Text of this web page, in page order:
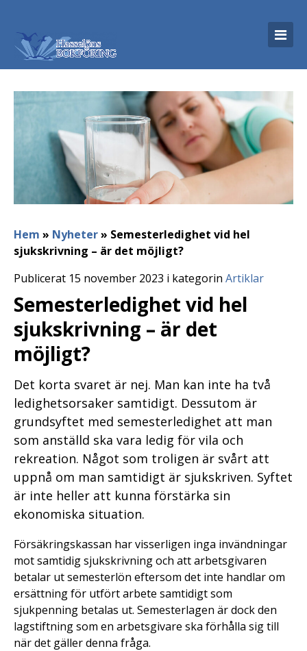
Hem » Nyheter» Semesterledighet vid hel
sjukskrivning – är det möjligt?
Publicerat 15 november 2023 i kategorin Artiklar
Semesterledighet vid hel
sjukskrivning – är det
möjligt?
Det korta svaret är nej. Man kan inte ha två
ledighetsorsaker samtidigt. Dessutom är
grundsyftet med semesterledighet att man
som anställd ska vara ledig för vila och
rekreation. Något som troligen är svårt att
uppnå om man samtidigt är sjukskriven. Syftet
är inte heller att kunna förstärka sin
ekonomiska situation.
Försäkringskassan har visserligen inga invändningar
mot samtidig sjukskrivning och att arbetsgivaren
betalar ut semesterlön eftersom det inte handlar om
ersättning för utfört arbete samtidigt som
sjukpenning betalas ut. Semesterlagen är dock den
lagstiftning som en arbetsgivare ska förhålla sig till
när det gäller denna fråga.